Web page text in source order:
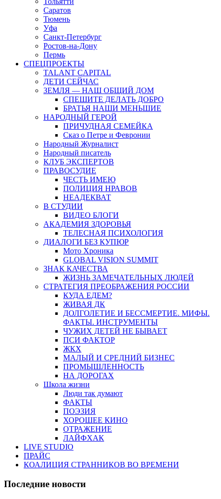
Саратов
Тюмень
Уфа
Санкт-Петербург
Ростов-на-Дону
Пермь
СПЕЦПРОЕКТЫ
TALANT CAPITAL
ДЕТИ СЕЙЧАС
ЗЕМЛЯ — НАШ ОБЩИЙ ДОМ
СПЕШИТЕ ДЕЛАТЬ ДОБРО
БРАТЬЯ НАШИ МЕНЬШИЕ
НАРОДНЫЙ ГЕРОЙ
ПРИЧУДНАЯ СЕМЕЙКА
Сказ о Петре и Февронии
Народный Журналист
Народный писатель
КЛУБ ЭКСПЕРТОВ
ПРАВОСУДИЕ
ЧЕСТЬ ИМЕЮ
ПОЛИЦИЯ НРАВОВ
НЕАДЕКВАТ
В СТУДИИ
ВИДЕО БЛОГИ
АКАДЕМИЯ ЗДОРОВЬЯ
ТЕЛЕСНАЯ ПСИХОЛОГИЯ
ДИАЛОГИ БЕЗ КУПЮР
Мото Хроника
GLOBAL VISION SUMMIT
ЗНАК КАЧЕСТВА
ЖИЗНЬ ЗАМЕЧАТЕЛЬНЫХ ЛЮДЕЙ
СТРАТЕГИЯ ПРЕОБРАЖЕНИЯ РОССИИ
КУДА ЕДЕМ?
ЖИВАЯ ДК
ДОЛГОЛЕТИЕ И БЕССМЕРТИЕ. МИФЫ.
ФАКТЫ. ИНСТРУМЕНТЫ
ЧУЖИХ ДЕТЕЙ НЕ БЫВАЕТ
ПСИ ФАКТОР
ЖКХ
МАЛЫЙ И СРЕДНИЙ БИЗНЕС
ПРОМЫШЛЕННОСТЬ
НА ДОРОГАХ
Школа жизни
Люди так думают
ФАКТЫ
ПОЭЗИЯ
ХОРОШЕЕ КИНО
ОТРАЖЕНИЕ
ЛАЙФХАК
LIVE STUDIO
ПРАЙС
КОАЛИЦИЯ СТРАННИКОВ ВО ВРЕМЕНИ
Последние новости